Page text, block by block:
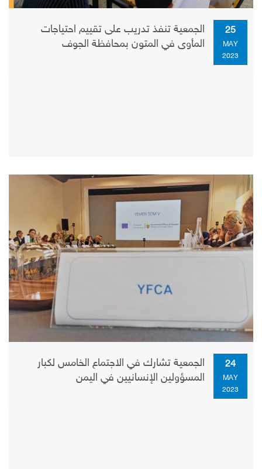
25
MAY
2023
الجمعية تنفذ تدريب على تقييم احتياجات
المأوى في المتون بمحافظة الجوف
24
MAY
2023
الجمعية تشارك في الاجتماع الخامس لكبار
المسؤولين الإنسانيين في اليمن